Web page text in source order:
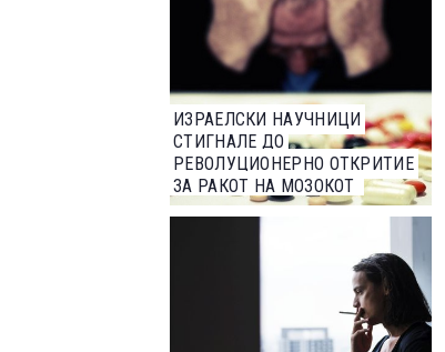
ИЗРАЕЛСКИ НАУЧНИЦИ
СТИГНАЛЕ ДО
РЕВОЛУЦИОНЕРНО ОТКРИТИЕ
ЗА РАКОТ НА МОЗОКОТ